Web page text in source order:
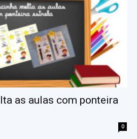
as aulas com ponteira
0